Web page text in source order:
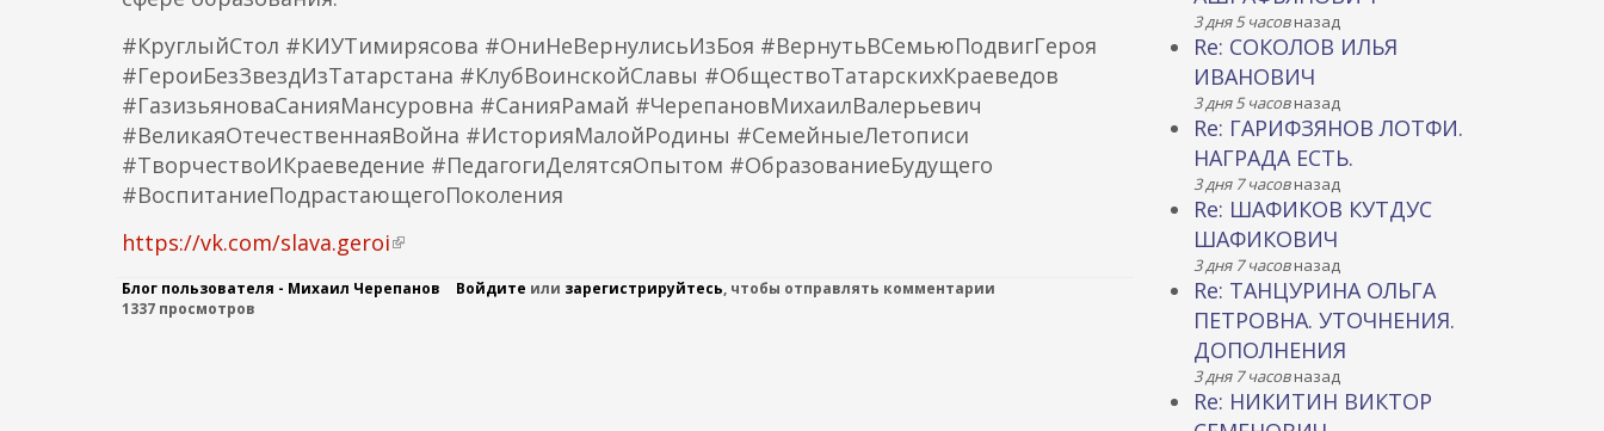
#КруглыйСтол #КИУТимирясова #ОниНеВернулисьИзБоя #ВернутьВСемьюПодвигГероя
#ГероиБезЗвездИзТатарстана #КлубВоинскойСлавы #ОбществоТатарскихКраеведов
#ГазизьяноваСанияМансуровна #СанияРамай #ЧерепановМихаилВалерьевич
#ВеликаяОтечественнаяВойна #ИсторияМалойРодины #СемейныеЛетописи
#ТворчествоИКраеведение #ПедагогиДелятсяОпытом #ОбразованиеБудущего
#ВоспитаниеПодрастающегоПоколения
https://vk.com/slava.geroi(
н
Блог пользователя - Михаил Черепанов Войдите или зарегистрируйтесь, чтобы отправлять комментарии
1337 просмотров
3 дня 5 часовназад
Re: СОКОЛОВ ИЛЬЯ
ИВАНОВИЧ
3 дня 5 часовназад
Re: ГАРИФЗЯНОВ ЛОТФИ.
НАГРАДА ЕСТЬ.
3 дня 7 часовназад
Re: ШАФИКОВ КУТДУС
ШАФИКОВИЧ
3 дня 7 часовназад
Re: ТАНЦУРИНА ОЛЬГА
ПЕТРОВНА. УТОЧНЕНИЯ.
ДОПОЛНЕНИЯ
3 дня 7 часовназад
Re: НИКИТИН ВИКТОР